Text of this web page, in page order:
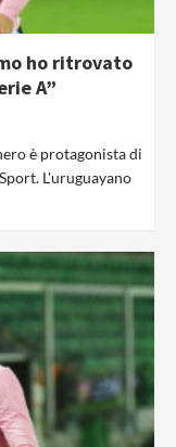
ho ritrovato
A”
è protagonista di
L'uruguayano